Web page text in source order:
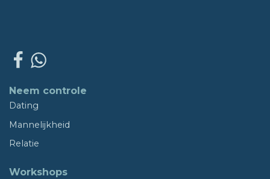
Neem controle
Dating
Mannelijkheid
Relatie
Workshops